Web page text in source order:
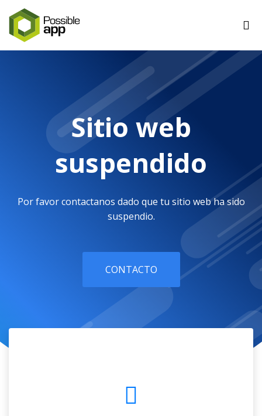
Sitio web
suspendido
Por favor contactanos dado que tu sitio web ha sido
suspendio.
CONTACTO